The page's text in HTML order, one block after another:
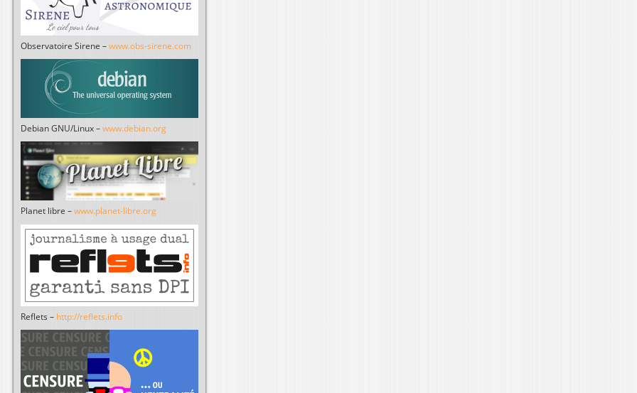
Observatoire Sirene – www.obs-sirene.com
Debian GNU/Linux – www.debian.org
Planet libre – www.planet-libre.org
Reflets – http://reflets.info